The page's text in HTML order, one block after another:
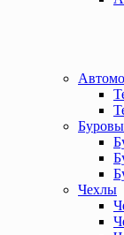
Чехлы